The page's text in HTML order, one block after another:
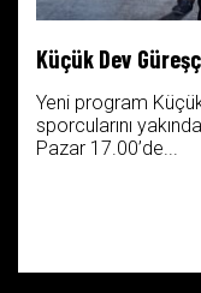
Küçük Dev
Yeni program
sporcularını
Pazar 17.00’de...